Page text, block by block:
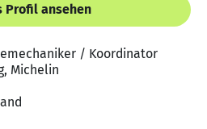
Profil ansehen
/ Koordinator
Michelin